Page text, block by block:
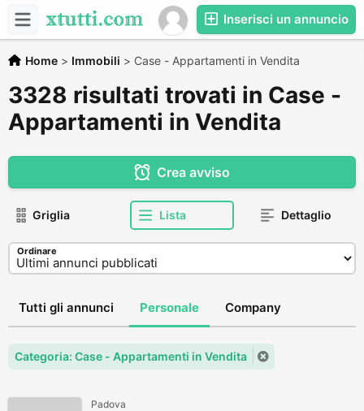
Inserisci un annuncio
Home > Immobili > Case - Appartamenti in Vendita
3328 risultati trovati in Case -
Appartamenti in Vendita
Crea avviso
Griglia Lista Dettaglio
Ordinare
Tutti gli annunci Personale Company
Categoria: Case - Appartamenti in Vendita
Padova